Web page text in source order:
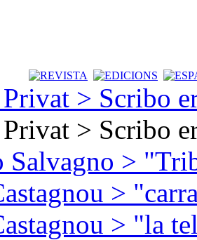
Privat > Scribo
Privat > Scribo
Salvagno >
>
> "la